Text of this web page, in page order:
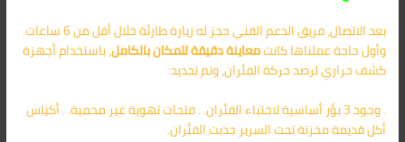
بعد الاتصال، فريق الدعم الفني حجز له زيارة طارئة خلال أقل من 6 ساعات.
وأول حاجة عملناها كانتمعاينة دقيقة للمكان بالكامل، باستخدام أجهزة
كشف حراري لرصد حركة الفئران، وتم تحديد:
. وجود 3 بؤر أساسية لاختباء الفئران. . فتحات تهوية غير محمية. . أكياس
أكل قديمة مخزنة تحت السرير جذبت الفئران.